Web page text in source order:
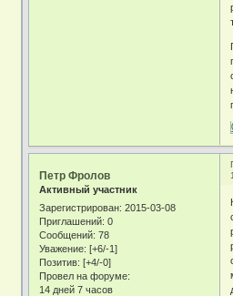
Петр Фролов
Активный участник
Зарегистрирован: 2015-03-08
Приглашений: 0
Сообщений: 78
Уважение: [+6/-1]
Позитив: [+4/-0]
Провел на форуме:
14 дней 7 часов